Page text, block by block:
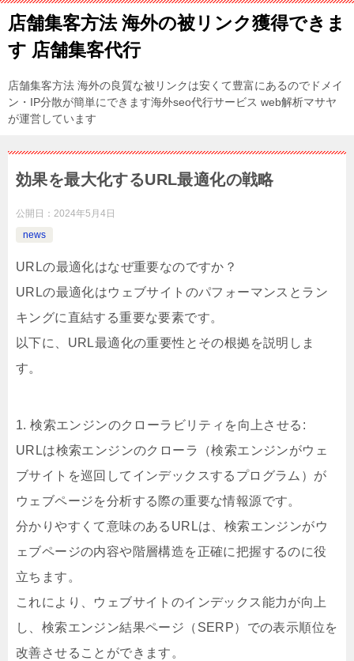
店舗集客方法 海外の被リンク獲得できま
す 店舗集客代行
店舗集客方法 海外の良質な被リンクは安くて豊富にあるのでドメイ
ン・IP分散が簡単にできます海外seo代行サービス web解析マサヤ
が運営しています
効果を最大化するURL最適化の戦略
公開日： 2024年5月4日
news
URLの最適化はなぜ重要なのですか？
URLの最適化はウェブサイトのパフォーマンスとラン
キングに直結する重要な要素です。
以下に、URL最適化の重要性とその根拠を説明しま
す。
1. 検索エンジンのクローラビリティを向上させる:
URLは検索エンジンのクローラ（検索エンジンがウェ
ブサイトを巡回してインデックスするプログラム）が
ウェブページを分析する際の重要な情報源です。
分かりやすくて意味のあるURLは、検索エンジンがウ
ェブページの内容や階層構造を正確に把握するのに役
立ちます。
これにより、ウェブサイトのインデックス能力が向上
し、検索エンジン結果ページ（SERP）での表示順位を
改善させることができます。